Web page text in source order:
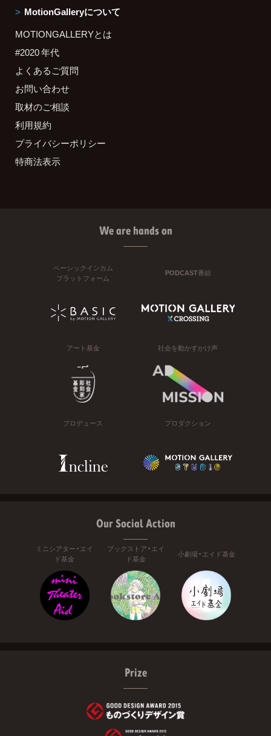
MotionGalleryについて
MOTIONGALLERYとは
#2020 年代
よくあるご質問
お問い合わせ
取材のご相談
利用規約
プライバシーポリシー
特商法表示
We are hands on
ベーシックインカム
プラットフォーム
PODCAST番組
アート基金 社会を動かすかけ声
プロデュース プロダクション
Our Social Action
ミニシアター・エイ
ド基金
ブックストア・エイ
ド基金
小劇場・エイド基金
Prize